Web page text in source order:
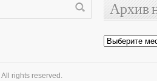
Архив
Архив
новостей
rights reserved.